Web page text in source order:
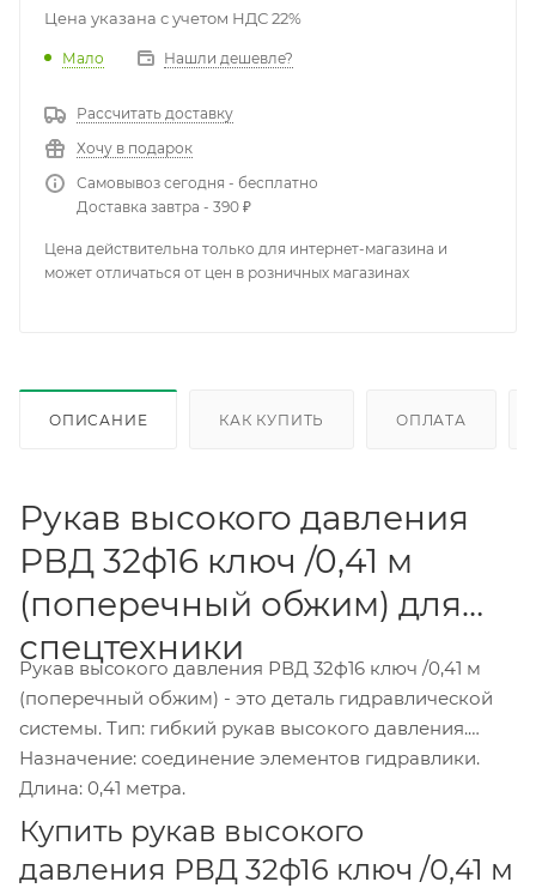
Цена указана с учетом НДС 22%
Мало Нашли дешевле?
Рассчитать доставку
Хочу в подарок
Самовывоз сегодня - бесплатно
Доставка завтра - 390 ₽
Цена действительна только для интернет-магазина и
может отличаться от цен в розничных магазинах
ОПИСАНИЕ КАК КУПИТЬ ОПЛАТА
Рукав высокого давления
РВД 32ф16 ключ /0,41 м
(поперечный обжим) для
спецтехники
Рукав высокого давления РВД 32ф16 ключ /0,41 м
(поперечный обжим) - это деталь гидравлической
системы. Тип: гибкий рукав высокого давления.
Назначение: соединение элементов гидравлики.
Длина: 0,41 метра.
Купить рукав высокого
давления РВД 32ф16 ключ /0,41 м